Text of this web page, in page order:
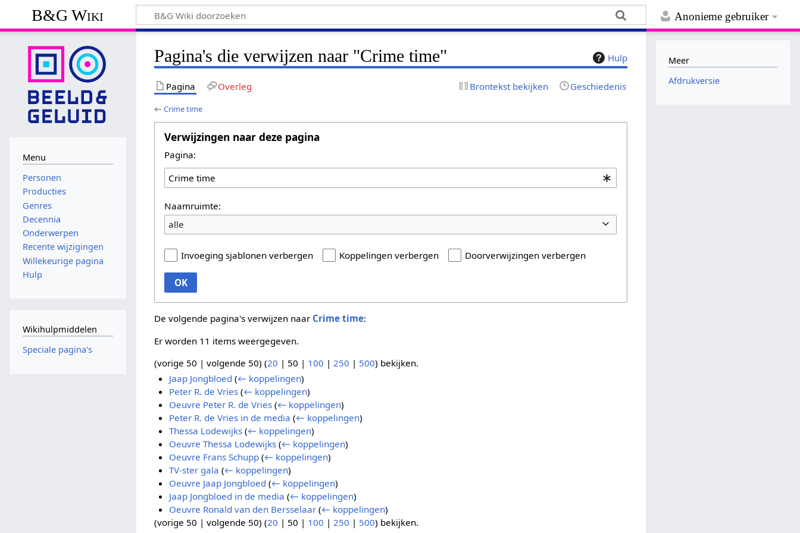
Anonieme gebruiker
B&G Wiki
Hulp
Pagina's die verwijzen naar "Crime time"
Pagina Overleg Brontekst bekijken Geschiedenis
←Crime time
Verwijzingen naar deze pagina
Pagina:
Naamruimte:
alle
Invoeging sjablonen verbergen Koppelingen verbergen Doorverwijzingen verbergen
OK
De volgende pagina's verwijzen naar Crime time:
Er worden 11 items weergegeven.
(vorige 50 |volgende 50) (20 | 50 | 100 | 250 | 500) bekijken.
Jaap Jongbloed (← koppelingen)
Peter R. de Vries (← koppelingen)
Oeuvre Peter R. de Vries (← koppelingen)
Peter R. de Vries in de media (← koppelingen)
Thessa Lodewijks (← koppelingen)
Oeuvre Thessa Lodewijks (← koppelingen)
Oeuvre Frans Schupp (← koppelingen)
TV-ster gala (← koppelingen)
Oeuvre Jaap Jongbloed (← koppelingen)
Jaap Jongbloed in de media (← koppelingen)
Oeuvre Ronald van den Bersselaar (← koppelingen)
(vorige 50 |volgende 50) (20 | 50 | 100 |250 | 500) bekijken.
Menu
Personen
Producties
Genres
Decennia
Onderwerpen
Recente wijzigingen
Willekeurige pagina
Hulp
Wikihulpmiddelen
Speciale pagina's
Meer
Afdrukversie